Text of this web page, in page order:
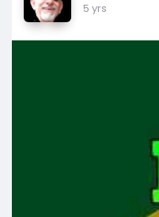
5 yrs